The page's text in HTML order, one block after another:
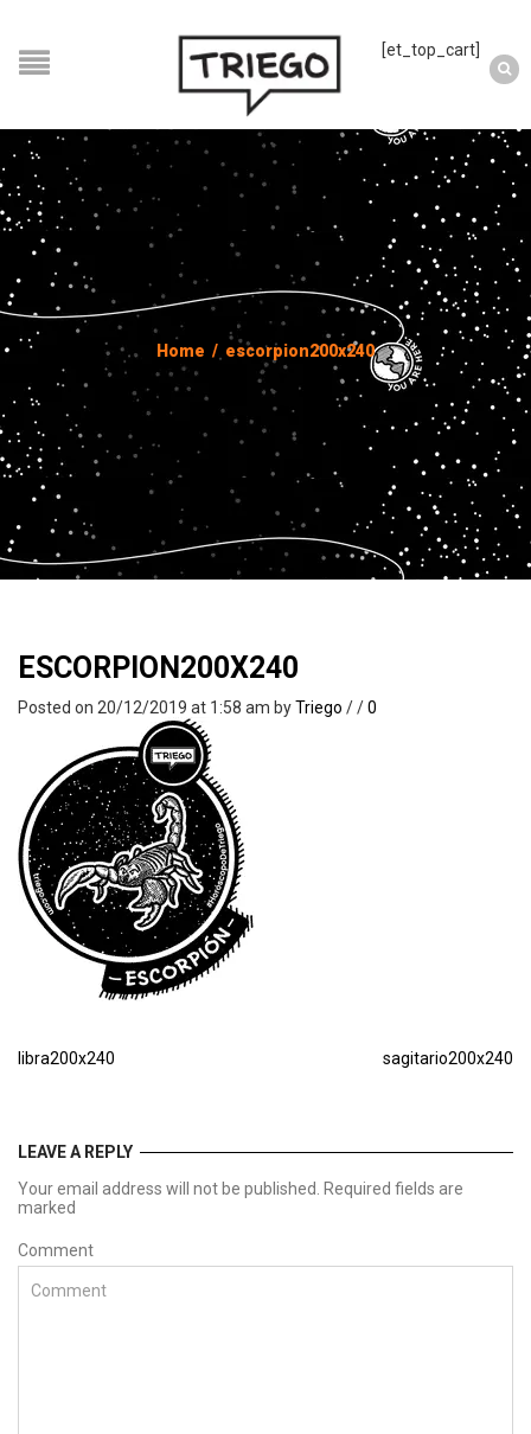
[et_top_cart]
Home / escorpion200x240
ESCORPION200X240
Posted on 20/12/2019 at 1:58 am byTriego //0
libra200x240 sagitario200x240
LEAVE A REPLY
Your email address will not be published. Required fields are
marked
Comment